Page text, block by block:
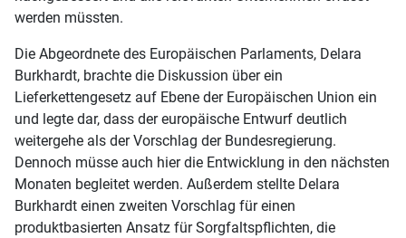
werden müssten.
Die Abgeordnete des Europäischen Parlaments, Delara
Burkhardt, brachte die Diskussion über ein
Lieferkettengesetz auf Ebene der Europäischen Union ein
und legte dar, dass der europäische Entwurf deutlich
weitergehe als der Vorschlag der Bundesregierung.
Dennoch müsse auch hier die Entwicklung in den nächsten
Monaten begleitet werden. Außerdem stellte Delara
Burkhardt einen zweiten Vorschlag für einen
produktbasierten Ansatz für Sorgfaltspflichten, die